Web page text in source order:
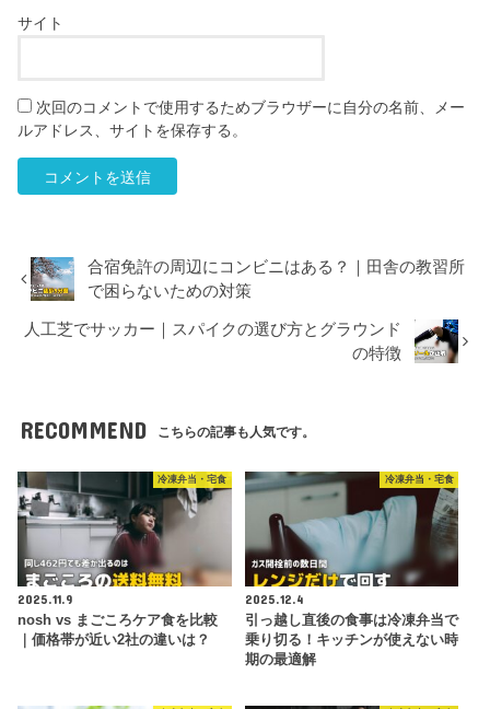
サイト
次回のコメントで使用するためブラウザーに自分の名前、メー
ルアドレス、サイトを保存する。
合宿免許の周辺にコンビニはある？｜田舎の教習所
で困らないための対策
人工芝でサッカー｜スパイクの選び方とグラウンド
の特徴
RECOMMEND こちらの記事も人気です。
冷凍弁当・宅食
2025.11.9
nosh vs まごころケア食を比較
｜価格帯が近い2社の違いは？
冷凍弁当・宅食
2025.12.4
引っ越し直後の食事は冷凍弁当で
乗り切る！キッチンが使えない時
期の最適解